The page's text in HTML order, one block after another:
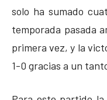
solo ha sumado
temporada pasada
primera vez, y la
1-0 gracias a un